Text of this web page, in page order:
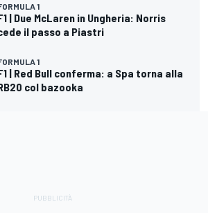
1
| Due McLaren in Ungheria: Norris
il passo a Piastri
1
| Red Bull conferma: a Spa torna alla
col bazooka